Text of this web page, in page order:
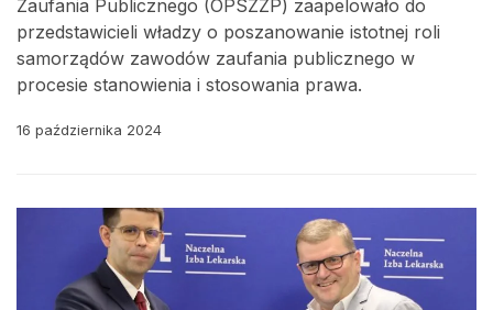
Zaufania Publicznego (OPSZZP) zaapelowało do
przedstawicieli władzy o poszanowanie istotnej roli
samorządów zawodów zaufania publicznego w
procesie stanowienia i stosowania prawa.
16 października 2024